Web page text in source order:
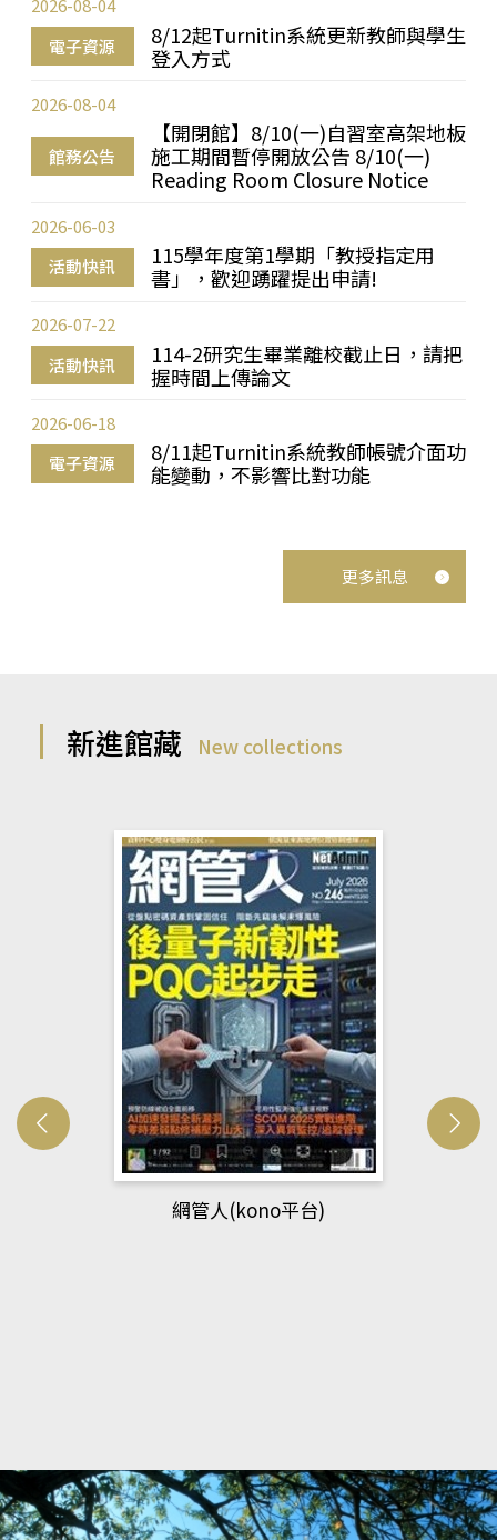
電子資源
8/12起Turnitin系統更新教師與學生
登入方式
2026-08-04
館務公告
【開閉館】8/10(一)自習室高架地板
施工期間暫停開放公告 8/10(一)
Reading Room Closure Notice
2026-08-04
活動快訊
115學年度第1學期「教授指定用
書」，歡迎踴躍提出申請!
2026-06-03
活動快訊
114-2研究生畢業離校截止日，請把
握時間上傳論文
2026-07-22
電子資源
8/11起Turnitin系統教師帳號介面功
能變動，不影響比對功能
2026-06-18
更多訊息
新進館藏 New collections
網管人(kono平台)